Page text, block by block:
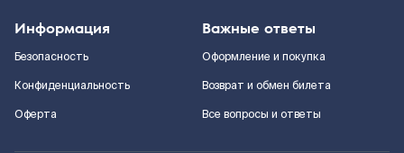
Информация
Безопасность
Конфиденциальность
Оферта
Важные ответы
Оформление и покупка
Возврат и обмен билета
Все вопросы и ответы